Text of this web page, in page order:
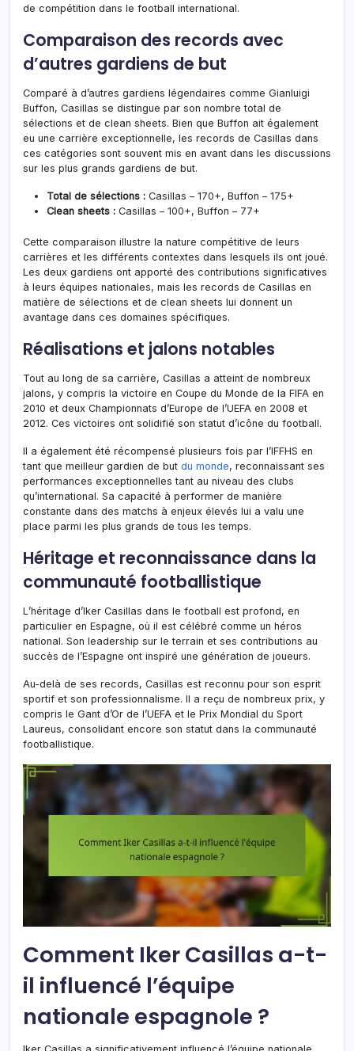
de compétition dans le football international.
Comparaison des records avec
d’autres gardiens de but
Comparé à d’autres gardiens légendaires comme Gianluigi
Buffon, Casillas se distingue par son nombre total de
sélections et de clean sheets. Bien que Buffon ait également
eu une carrière exceptionnelle, les records de Casillas dans
ces catégories sont souvent mis en avant dans les discussions
sur les plus grands gardiens de but.
Total de sélections : Casillas – 170+, Buffon – 175+
Clean sheets : Casillas – 100+, Buffon – 77+
Cette comparaison illustre la nature compétitive de leurs
carrières et les différents contextes dans lesquels ils ont joué.
Les deux gardiens ont apporté des contributions significatives
à leurs équipes nationales, mais les records de Casillas en
matière de sélections et de clean sheets lui donnent un
avantage dans ces domaines spécifiques.
Réalisations et jalons notables
Tout au long de sa carrière, Casillas a atteint de nombreux
jalons, y compris la victoire en Coupe du Monde de la FIFA en
2010 et deux Championnats d’Europe de l’UEFA en 2008 et
2012. Ces victoires ont solidifié son statut d’icône du football.
Il a également été récompensé plusieurs fois par l’IFFHS en
tant que meilleur gardien de but du monde, reconnaissant ses
performances exceptionnelles tant au niveau des clubs
qu’international. Sa capacité à performer de manière
constante dans des matchs à enjeux élevés lui a valu une
place parmi les plus grands de tous les temps.
Héritage et reconnaissance dans la
communauté footballistique
L’héritage d’Iker Casillas dans le football est profond, en
particulier en Espagne, où il est célébré comme un héros
national. Son leadership sur le terrain et ses contributions au
succès de l’Espagne ont inspiré une génération de joueurs.
Au-delà de ses records, Casillas est reconnu pour son esprit
sportif et son professionnalisme. Il a reçu de nombreux prix, y
compris le Gant d’Or de l’UEFA et le Prix Mondial du Sport
Laureus, consolidant encore son statut dans la communauté
footballistique.
Comment Iker Casillas a-t-
il influencé l’équipe
nationale espagnole ?